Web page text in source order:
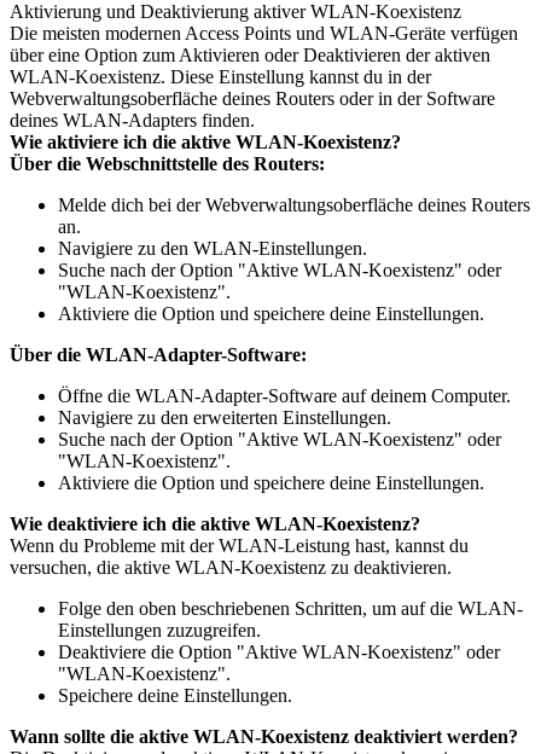
Aktivierung und Deaktivierung aktiver WLAN-Koexistenz
Die meisten modernen Access Points und WLAN-Geräte verfügen
über eine Option zum Aktivieren oder Deaktivieren der aktiven
WLAN-Koexistenz. Diese Einstellung kannst du in der
Webverwaltungsoberfläche deines Routers oder in der Software
deines WLAN-Adapters finden.
Wie aktiviere ich die aktive WLAN-Koexistenz?
Über die Webschnittstelle des Routers:
Melde dich bei der Webverwaltungsoberfläche deines Routers
an.
Navigiere zu den WLAN-Einstellungen.
Suche nach der Option "Aktive WLAN-Koexistenz" oder
"WLAN-Koexistenz".
Aktiviere die Option und speichere deine Einstellungen.
Über die WLAN-Adapter-Software:
Öffne die WLAN-Adapter-Software auf deinem Computer.
Navigiere zu den erweiterten Einstellungen.
Suche nach der Option "Aktive WLAN-Koexistenz" oder
"WLAN-Koexistenz".
Aktiviere die Option und speichere deine Einstellungen.
Wie deaktiviere ich die aktive WLAN-Koexistenz?
Wenn du Probleme mit der WLAN-Leistung hast, kannst du
versuchen, die aktive WLAN-Koexistenz zu deaktivieren.
Folge den oben beschriebenen Schritten, um auf die WLAN-
Einstellungen zuzugreifen.
Deaktiviere die Option "Aktive WLAN-Koexistenz" oder
"WLAN-Koexistenz".
Speichere deine Einstellungen.
Wann sollte die aktive WLAN-Koexistenz deaktiviert werden?